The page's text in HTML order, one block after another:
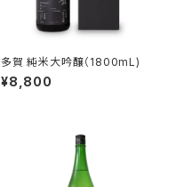
多賀 純米大吟醸（1800mL)
¥8,800